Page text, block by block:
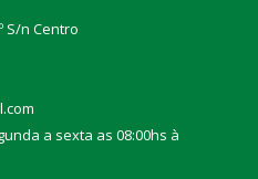
S/n Centro
a sexta as 08:00hs à